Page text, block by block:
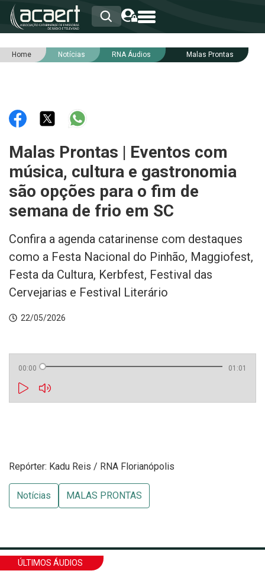
HOME
RNA
NOTÍCIAS
SERVIÇOS
INTEGRIDADE
Home Notícias RNA Áudios Malas Prontas
Malas Prontas | Eventos com
música, cultura e gastronomia
são opções para o fim de
semana de frio em SC
Confira a agenda catarinense com destaques
como a Festa Nacional do Pinhão, Maggiofest,
Festa da Cultura, Kerbfest, Festival das
Cervejarias e Festival Literário
22/05/2026
00:00 01:01
Repórter: Kadu Reis / RNA Florianópolis
Notícias MALAS PRONTAS
ÚLTIMOS ÁUDIOS